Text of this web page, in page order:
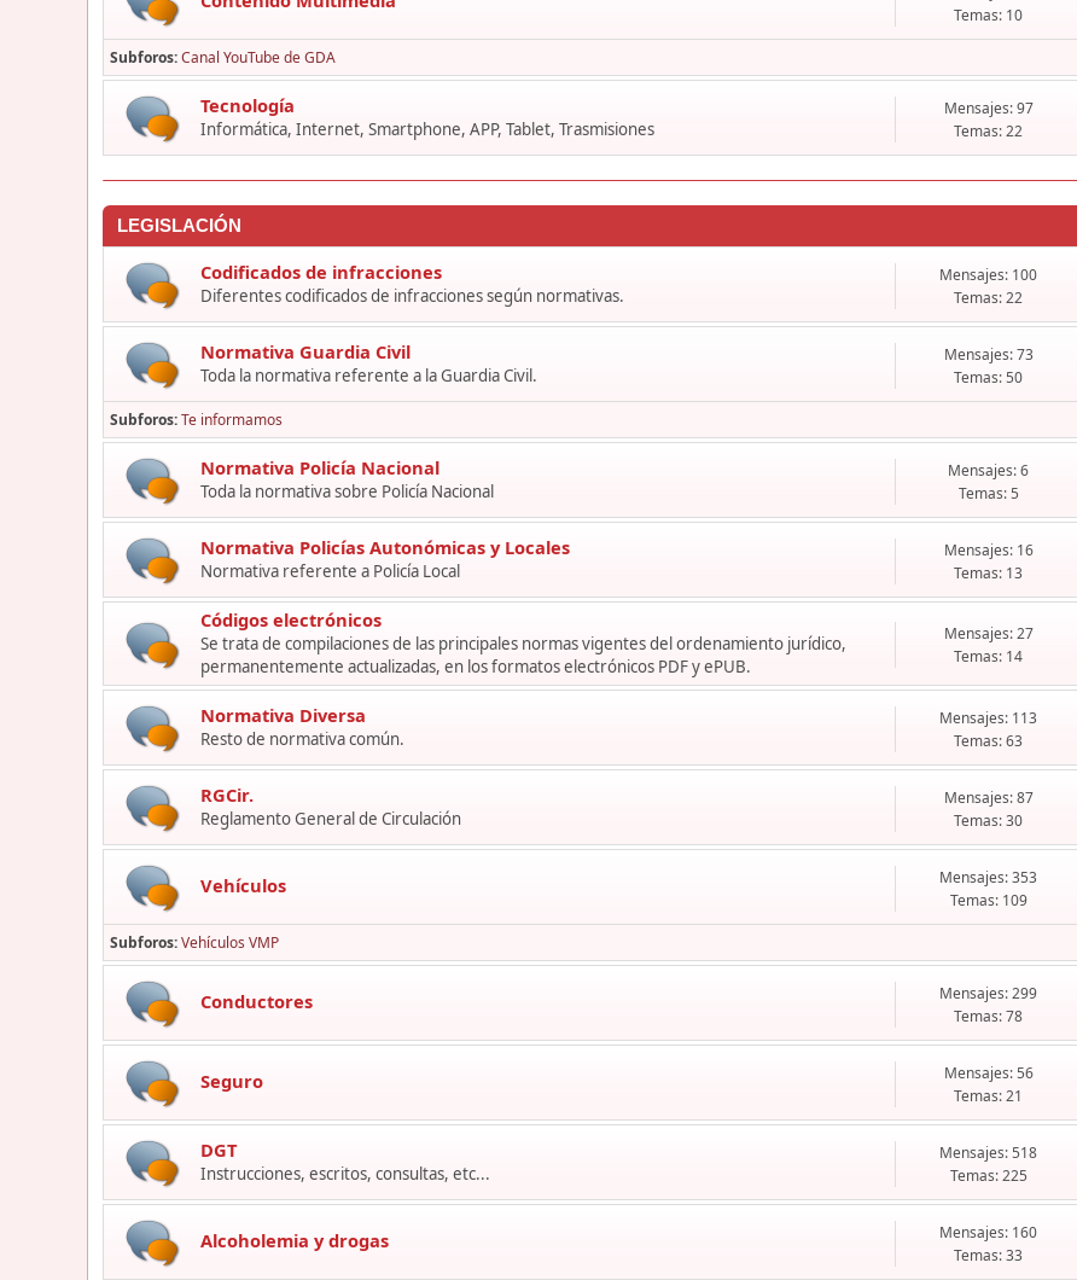
Temas: 10
Subforos Canal YouTube de GDA
Tecnología
Informática, Internet, Smartphone, APP, Tablet, Trasmisiones
Mensajes: 97
Temas: 22
LEGISLACIÓN
Codificados de infracciones
Diferentes codificados de infracciones según normativas.
Mensajes: 100
Temas: 22
Normativa Guardia Civil
Toda la normativa referente a la Guardia Civil.
Mensajes: 73
Temas: 50
Subforos Te informamos
Normativa Policía Nacional
Toda la normativa sobre Policía Nacional
Mensajes: 6
Temas: 5
Normativa Policías Autonómicas y Locales
Normativa referente a Policía Local
Mensajes: 16
Temas: 13
Códigos electrónicos
Se trata de compilaciones de las principales normas vigentes del ordenamiento jurídico,
permanentemente actualizadas, en los formatos electrónicos PDF y ePUB.
Mensajes: 27
Temas: 14
Normativa Diversa
Resto de normativa común.
Mensajes: 113
Temas: 63
RGCir.
Reglamento General de Circulación
Mensajes: 87
Temas: 30
Vehículos
Mensajes: 353
Temas: 109
Subforos Vehículos VMP
Conductores
Mensajes: 299
Temas: 78
Seguro
Mensajes: 56
Temas: 21
DGT
Instrucciones, escritos, consultas, etc...
Mensajes: 518
Temas: 225
Alcoholemia y drogas
Mensajes: 160
Temas: 33